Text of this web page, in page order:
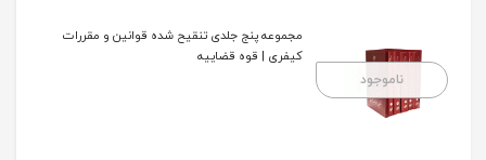
ناموجود
مجموعه پنج جلدی تنقیح شده قوانین و مقررات
کیفری | قوه قضاییه